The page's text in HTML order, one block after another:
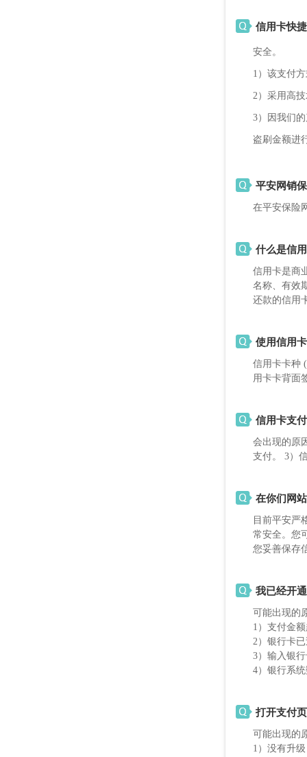
信用卡快
安全。
1）该支付
2）采用高
3）因我们
盗刷金额进
平安网销
在平安保险
什么是信
信用卡是商
名称、有效
还款的信用
使用信用
信用卡卡种
用卡卡背面
信用卡支
会出现的原
支付。 3）
在你们网
目前平安严
常安全。您
您妥善保存
我已经开
可能出现的
1）支付金
2）银行卡
3）输入银
4）银行系
打开支付
可能出现的
1）没有升